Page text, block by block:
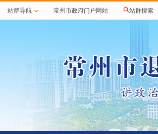
站群导航 常州市政府门户网站 站群搜索